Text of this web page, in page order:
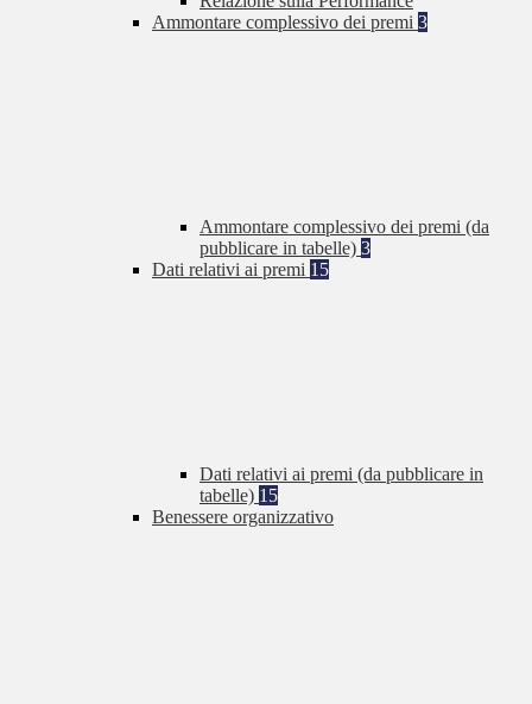
Ammontare complessivo dei premi 3
Ammontare complessivo dei premi (da
pubblicare in tabelle) 3
Dati relativi ai premi 15
Dati relativi ai premi (da pubblicare in
tabelle) 15
Benessere organizzativo